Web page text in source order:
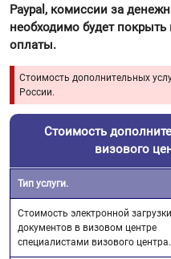
Paypal, комиссии за
необходимо будет
оплаты.
Стоимость дополнительных
России.
Стоимость
визового
Тип услуги.
Стоимость электронной загрузки
документов в визовом центре
специалистами визового центра.